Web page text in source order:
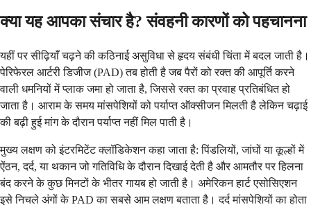
क्या यह आपका संचार है? संवहनी कारणों को पहचानना
यहीं पर सीढ़ियाँ चढ़ने की कठिनाई असुविधा से हृदय संबंधी चिंता में बदल जाती है।
पेरिफेरल आर्टरी डिजीज (PAD) तब होती है जब पैरों को रक्त की आपूर्ति करने
वाली धमनियों में प्लाक जमा हो जाता है, जिससे रक्त का प्रवाह प्रतिबंधित हो
जाता है। आराम के समय मांसपेशियों को पर्याप्त ऑक्सीजन मिलती है लेकिन चढ़ाई
की बढ़ी हुई मांग के दौरान पर्याप्त नहीं मिल पाती है।
मुख्य लक्षण को इंटरमिटेंट क्लॉडिकेशन कहा जाता है: पिंडलियों, जांघों या कूल्हों में
ऐंठन, दर्द, या थकान जो गतिविधि के दौरान दिखाई देती है और आमतौर पर हिलना
बंद करने के कुछ मिनटों के भीतर गायब हो जाती है। अमेरिकन हार्ट एसोसिएशन
इसे निचले अंगों के PAD का सबसे आम लक्षण बताता है। दर्द मांसपेशियों का होता